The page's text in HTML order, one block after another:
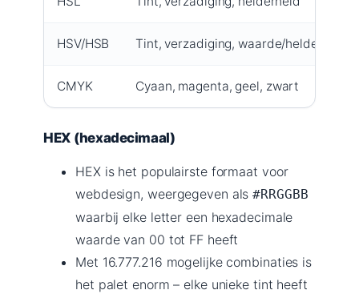
HSV/HSB Tint, verzadiging, waarde/helderheid
CMYK Cyaan, magenta, geel, zwart
HEX (hexadecimaal)
HEX is het populairste formaat voor
webdesign, weergegeven als#RRGGBB
waarbij elke letter een hexadecimale
waarde van 00 tot FF heeft
Met 16.777.216 mogelijke combinaties is
het palet enorm – elke unieke tint heeft